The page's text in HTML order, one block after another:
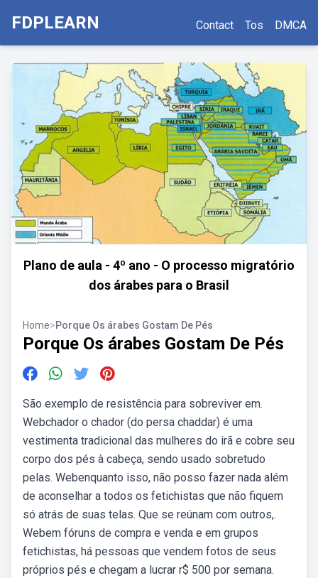
FDPLEARN Contact Tos DMCA
Plano de aula - 4º ano - O processo migratório
dos árabes para o Brasil
Home>Porque Os árabes Gostam De Pés
Porque Os árabes Gostam De Pés
São exemplo de resistência para sobreviver em.
Webchador o chador (do persa chaddar) é uma
vestimenta tradicional das mulheres do irã e cobre seu
corpo dos pés à cabeça, sendo usado sobretudo
pelas. Webenquanto isso, não posso fazer nada além
de aconselhar a todos os fetichistas que não fiquem
só atrás de suas telas. Que se reúnam com outros,.
Webem fóruns de compra e venda e em grupos
fetichistas, há pessoas que vendem fotos de seus
próprios pés e chegam a lucrar r$ 500 por semana.